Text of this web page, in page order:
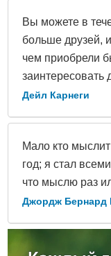
Вы можете в
больше друзей,
чем приобрели
заинтересовать
Дейл Карнеги
Мало кто
год; я стал
что мыслю раз
Джордж Бернард